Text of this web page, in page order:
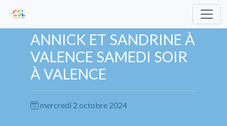
ANNICK ET SANDRINE À
VALENCE SAMEDI SOIR
À VALENCE
mercredi 2 octobre 2024